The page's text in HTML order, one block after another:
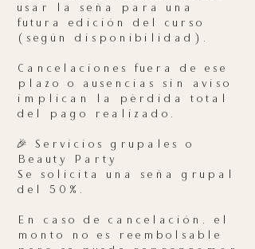
usar la seña para una
futura edición del curso
(según disponibilidad).
Cancelaciones fuera de ese
plazo o ausencias sin aviso
implican la pérdida total
del pago realizado.
🎉 Servicios grupales o
Beauty Party
Se solicita una seña grupal
del 50%.
En caso de cancelación, el
monto no es reembolsable